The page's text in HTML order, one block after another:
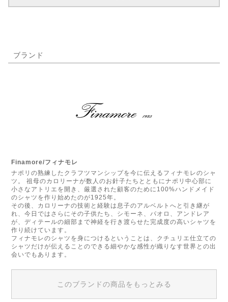
ブランド
Finamore/フィナモレ
ナポリの熟練したクラフツマンシップを今に伝えるフィナモレのシャ
ツ。 祖母のカロリーナが数人のお針子たちとともにナポリ中心部に
小さなアトリエを開き、厳選された顧客のために100%ハンドメイド
のシャツを作り始めたのが1925年。
その後、カロリーナの技術と経験は息子のアルベルトへと引き継が
れ、今日ではさらにその子供たち、シモーネ、パオロ、アンドレア
が、ディテールの細部まで神経を行き渡らせた完成度の高いシャツを
作り続けています。
フィナモレのシャツを身につけるということは、クチュリエ仕立ての
シャツだけが伝えることのできる細やかな感性が織りなす世界との出
会いでもあります。
このブランドの商品をもっとみる